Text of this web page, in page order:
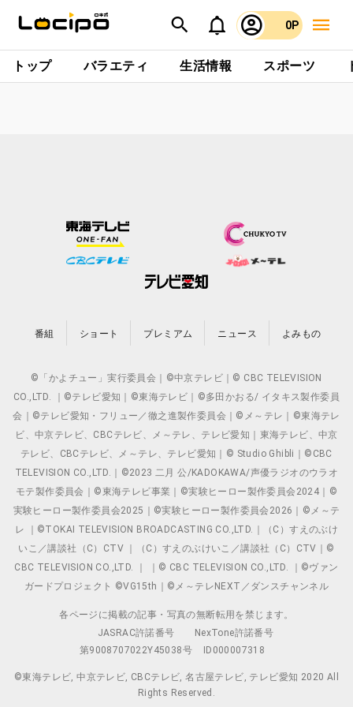
0P
トップ バラエティ 生活情報 スポーツ
番組 ショート プレミアム ニュース よみもの
©「かよチュー」実行委員会｜©中京テレビ｜© CBC TELEVISION
CO.,LTD. ｜©テレビ愛知｜©東海テレビ｜©多田かおる/ イタキス製作委員
会｜©テレビ愛知・フリュー／徹之進製作委員会｜©メ～テレ｜©東海テレ
ビ、中京テレビ、CBCテレビ、メ～テレ、テレビ愛知｜東海テレビ、中京
テレビ、CBCテレビ、メ～テレ、テレビ愛知｜© Studio Ghibli｜©CBC
TELEVISION CO.,LTD.｜©2023 二月 公/KADOKAWA/声優ラジオのウラオ
モテ製作委員会｜©東海テレビ事業｜©実験ヒーロー製作委員会2024｜©
実験ヒーロー製作委員会2025｜©実験ヒーロー製作委員会2026｜©メ～テ
レ ｜©TOKAI TELEVISION BROADCASTING CO.,LTD.｜（C）すえのぶけ
いこ／講談社（C）CTV ｜（C）すえのぶけいこ／講談社（C）CTV｜©
CBC TELEVISION CO.,LTD. ｜ ｜© CBC TELEVISION CO.,LTD. ｜©ヴァン
ガードプロジェクト ©VG15th｜©メ～テレNEXT／ダンスチャンネル
各ページに掲載の記事・写真の無断転用を禁じます。
JASRAC許諾番号
NexTone許諾番号
第9008707022Y45038号
ID000007318
©東海テレビ, 中京テレビ, CBCテレビ, 名古屋テレビ, テレビ愛知 2020 All
Rights Reserved.